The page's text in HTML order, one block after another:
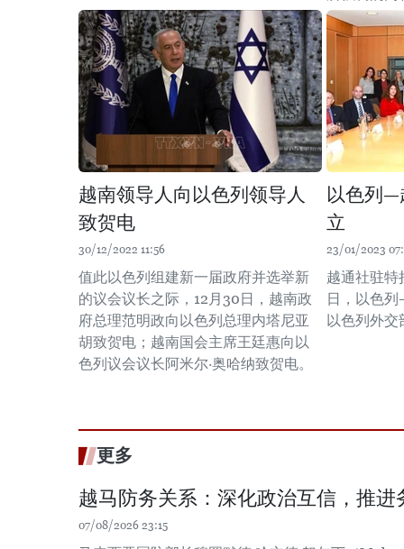
越南领导人向以色列领导人
致贺电
30/12/2022 11:56
值此以色列组建新一届政府并选举新
的议会议长之际，12月30日，越南政
府总理范明政向以色列总理内塔尼亚
胡致贺电；越南国会主席王廷惠向以
色列议会议长阿米尔·奥哈纳致贺电。
以色列—
立
23/01/2023
越通社驻特
日，以色
以色列外交
更多
越马防务关系：深化政治互信，推进
07/08/2026 23:15